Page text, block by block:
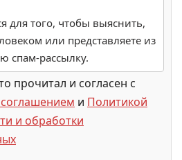
для того, чтобы выяснить,
или представляете из
спам-рассылку.
прочитал и согласен с
и Политикой
и обработки